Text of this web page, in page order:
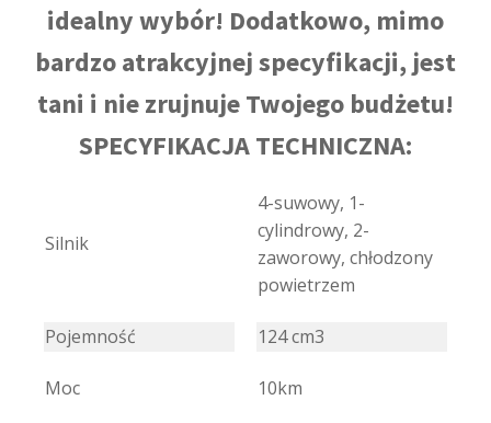
idealny wybór! Dodatkowo, mimo
bardzo atrakcyjnej specyfikacji, jest
tani i nie zrujnuje Twojego budżetu!
SPECYFIKACJA TECHNICZNA:
Silnik
4-suwowy, 1-
cylindrowy, 2-
zaworowy, chłodzony
powietrzem
Pojemność 124 cm3
Moc 10km